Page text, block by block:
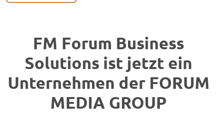
FM Forum Business
Solutions ist jetzt ein
Unternehmen der FORUM
MEDIA GROUP